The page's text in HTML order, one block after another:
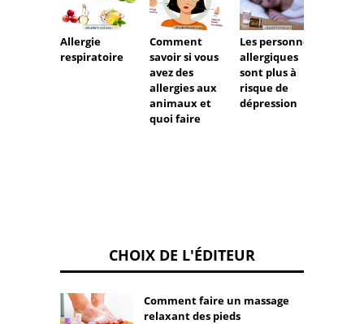
Allergie
respiratoire
Comment
savoir si vous
avez des
allergies aux
animaux et
quoi faire
Les personnes
allergiques
sont plus à
risque de
dépression
CHOIX DE L'ÉDITEUR
Comment faire un massage
relaxant des pieds